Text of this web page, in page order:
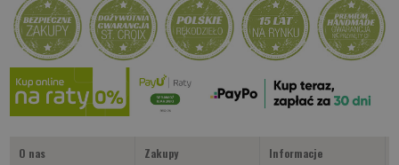
Kup teraz > Kup teraz > Kup teraz >
Gruby Long 5
od 47.00 PLN
Kup teraz >
O nas
Zakupy
Informacje